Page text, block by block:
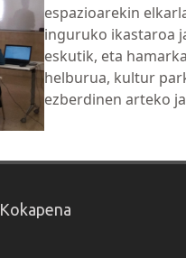
espazioarekin
inguruko ikastaroa
eskutik, eta
helburua, kultur
ezberdinen arteko
Kokapena